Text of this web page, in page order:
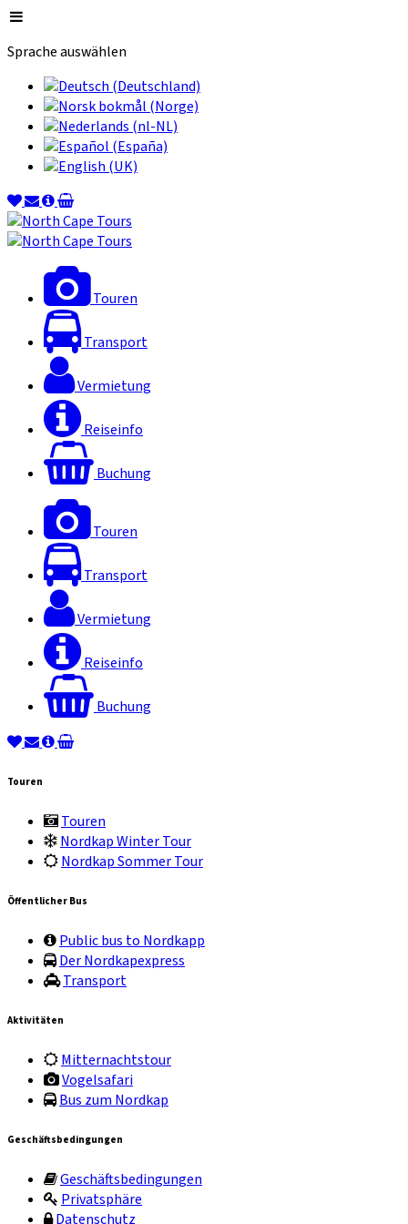
Sprache auswählen
Touren
Transport
Vermietung
Reiseinfo
Buchung
Touren
Transport
Vermietung
Reiseinfo
Buchung
Touren
Touren
Nordkap Winter Tour
Nordkap Sommer Tour
Öffentlicher Bus
Public bus to Nordkapp
Der Nordkapexpress
Transport
Aktivitäten
Mitternachtstour
Vogelsafari
Bus zum Nordkap
Geschäftsbedingungen
Geschäftsbedingungen
Privatsphäre
Datenschutz